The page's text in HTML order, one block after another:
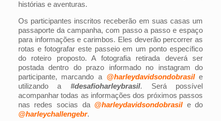
histórias e aventuras.
Os participantes inscritos receberão em suas casas um
passaporte da campanha, com passo a passo e espaço
para informações e carimbos. Eles deverão percorrer as
rotas e fotografar este passeio em um ponto específico
do roteiro proposto. A fotografia retirada deverá ser
postada dentro do prazo informado no instagram do
participante, marcando a @harleydavidsondobrasile
utilizando a #desafioharleybrasil. Será possível
acompanhar todas as informações dos próximos passos
nas redes socias da @harleydavidsondobrasil e do
@harleychallengebr.